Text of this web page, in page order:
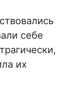
себе
их